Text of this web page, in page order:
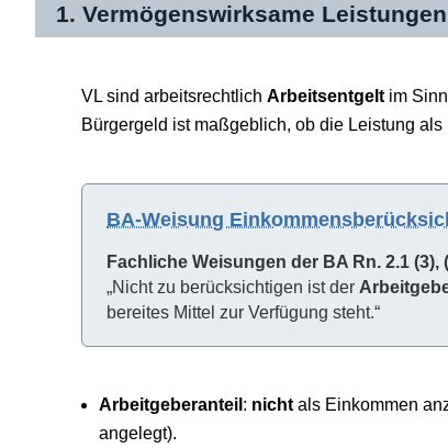
1. Vermögenswirksame
VL sind arbeitsrechtlich Arbeitsentgelt im
Bürgergeld ist maßgeblich, ob die Leistung als
BA-Weisung
Fachliche Weisungen der BA Rn. 2.1 (3),
„Nicht zu berücksichtigen ist der
bereites Mittel zur Verfügung steht.“
Arbeitgeberanteil : nicht als Einkommen
angelegt).